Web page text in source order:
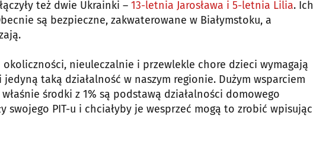
też dwie Ukrainki – 13-letnia Jarosława i 5-letnia Lilia. Ich
są bezpieczne, zakwaterowane w Białymstoku, a
nieuleczalnie i przewlekle chore dzieci wymagają
taką działalność w naszym regionie. Dużym wsparciem
środki z 1% są podstawą działalności domowego
swojego PIT-u i chciałyby je wesprzeć mogą to zrobić wpisując